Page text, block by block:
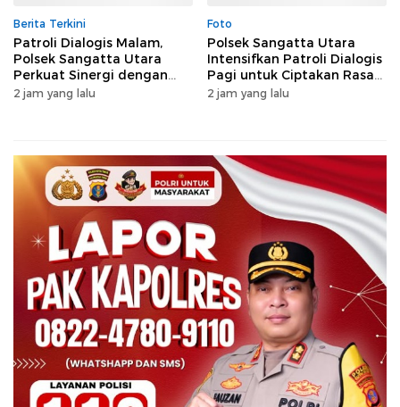
Berita Terkini
Patroli Dialogis Malam,
Polsek Sangatta Utara
Perkuat Sinergi dengan
Warga Jaga Kamtibmas
2 jam yang lalu
Foto
Polsek Sangatta Utara
Intensifkan Patroli Dialogis
Pagi untuk Ciptakan Rasa
Aman
2 jam yang lalu